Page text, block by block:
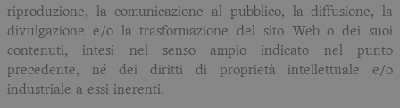
riproduzione, la comunicazione al pubblico, la diffusione, la
divulgazione e/o la trasformazione del sito Web o dei suoi
contenuti, intesi nel senso ampio indicato nel punto
precedente, né dei diritti di proprietà intellettuale e/o
industriale a essi inerenti.